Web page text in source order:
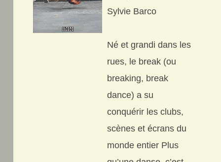
Sylvie Barco
Né et grandi dans les
rues, le break (ou
breaking, break
dance) a su
conquérir les clubs,
scènes et écrans du
monde entier Plus